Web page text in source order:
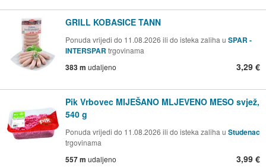
GRILL KOBASICE TANN
Ponuda vrijedi do 11.08.2026 ili do isteka zaliha u SPAR -
INTERSPAR trgovinama
383 m udaljeno 3,29 €
Pik Vrbovec MIJEŠANO MLJEVENO MESO svjež,
540 g
Ponuda vrijedi do 11.08.2026 ili do isteka zaliha u Studenac
trgovinama
557 m udaljeno 3,99 €